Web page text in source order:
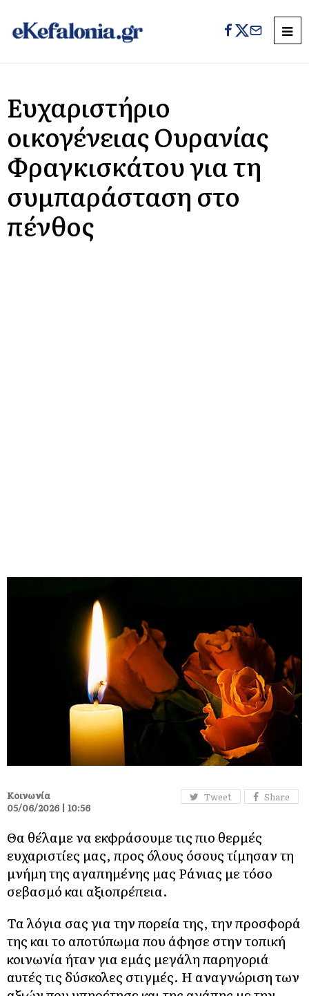
Ευχαριστήριο
οικογένειας Ουρανίας
Φραγκισκάτου για τη
συμπαράσταση στο
πένθος
Tweet Share
Κοινωνία
05/06/2026 | 10:56
Θα θέλαμε να εκφράσουμε τις πιο θερμές
ευχαριστίες μας, προς όλους όσους τίμησαν τη
μνήμη της αγαπημένης μας Ράνιας με τόσο
σεβασμό και αξιοπρέπεια.
Τα λόγια σας για την πορεία της, την προσφορά
της και το αποτύπωμα που άφησε στην τοπική
κοινωνία ήταν για εμάς μεγάλη παρηγοριά
αυτές τις δύσκολες στιγμές. Η αναγνώριση των